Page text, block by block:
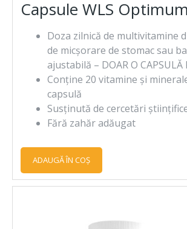
Capsule WLS Optimum
Doza zilnică de multivitamine
de micșorare de stomac sau
ajustabilă – DOAR O CAPSULĂ
Conține 20 vitamine și
capsulă
Susținută de cercetări
Fără zahăr adăugat
ADAUGĂ ÎN COŞ